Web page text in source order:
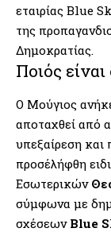
εταιρίας Blue
της
Δημοκρατίας.
Ποιός
Ο Μούγιος
αποταχθεί από
υπεξαίρεση και
προσέλήφθη
Εσωτερικών
σύμφωνα με
σχέσεων Blue